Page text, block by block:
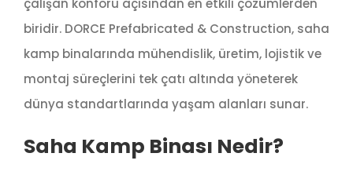
çalışan konforu açısından en etkili çözümlerden
biridir. DORCE Prefabricated & Construction, saha
kamp binalarında mühendislik, üretim, lojistik ve
montaj süreçlerini tek çatı altında yöneterek
dünya standartlarında yaşam alanları sunar.
Saha Kamp Binası Nedir?